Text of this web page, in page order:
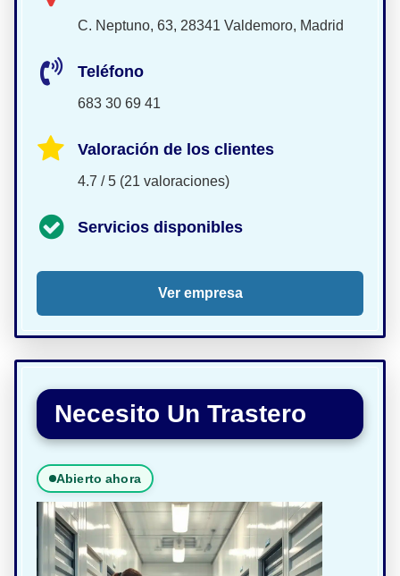
C. Neptuno, 63, 28341 Valdemoro, Madrid
Teléfono
683 30 69 41
Valoración de los clientes
4.7 / 5 (21 valoraciones)
Servicios disponibles
Ver empresa
Necesito Un Trastero
Abierto ahora